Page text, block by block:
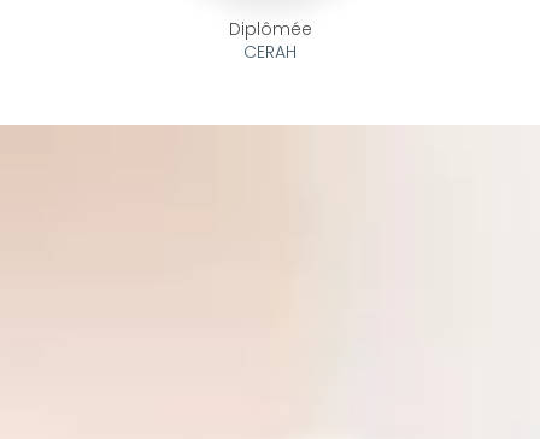
Diplômée
CERAH